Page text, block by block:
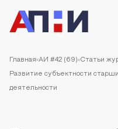
Главная АИ #42 (69) Статьи
Развитие субъектности
деятельности